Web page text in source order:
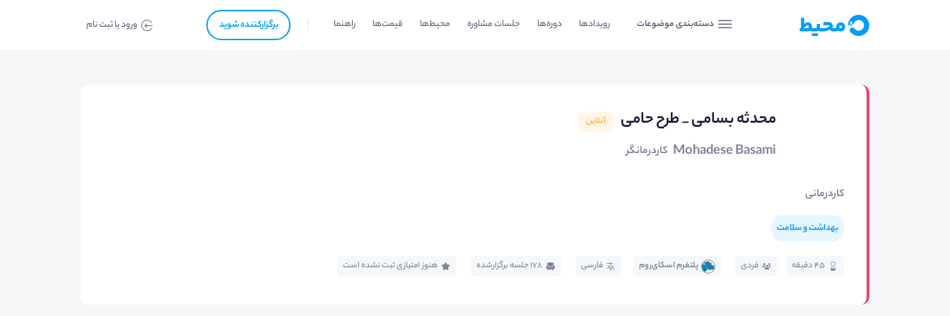
دسته‌بندی موضوعات رویدادها دوره‌ها جلسات مشاوره محیط‌ها قیمت‌ها راهنما برگزار‌‌کننده شوید ورود یا ثبت نام
محدثه بسامی _ طرح حامی آنلاین
Mohadese Basami کاردرمانگر
کاردرمانی
بهداشت و سلامت
45 دقیقه فردی پلتفرم اسکای‌روم فارسی 178 جلسه برگزار‌شده هنوز امتیازی ثبت نشده است